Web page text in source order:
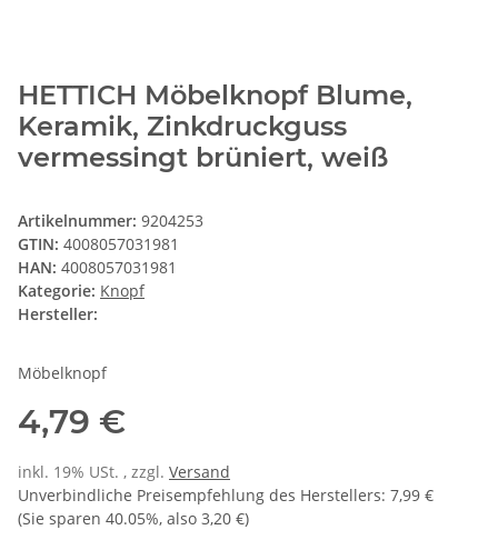
HETTICH Möbelknopf Blume,
Keramik, Zinkdruckguss
vermessingt brüniert, weiß
Artikelnummer: 9204253
GTIN: 4008057031981
HAN: 4008057031981
Kategorie: Knopf
Hersteller:
Möbelknopf
4,79 €
inkl. 19% USt. , zzgl. Versand
Unverbindliche Preisempfehlung des Herstellers: 7,99 €
(Sie sparen 40.05%, also 3,20 €)